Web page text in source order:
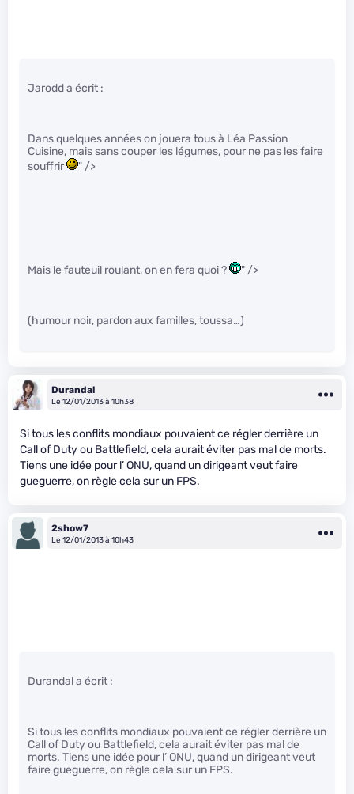
Jarodd a écrit :
Dans quelques années on jouera tous à Léa Passion
Cuisine, mais sans couper les légumes, pour ne pas les faire
souffrir
" />
Mais le fauteuil roulant, on en fera quoi ? " />
(humour noir, pardon aux familles, toussa…)
Durandal
Le 12/01/2013 à 10h38
Si tous les conflits mondiaux pouvaient ce régler derrière un
Call of Duty ou Battlefield, cela aurait éviter pas mal de morts.
Tiens une idée pour l’ ONU, quand un dirigeant veut faire
gueguerre, on règle cela sur un FPS.
2show7
Le 12/01/2013 à 10h43
Durandal a écrit :
Si tous les conflits mondiaux pouvaient ce régler derrière un
Call of Duty ou Battlefield, cela aurait éviter pas mal de
morts. Tiens une idée pour l’ ONU, quand un dirigeant veut
faire gueguerre, on règle cela sur un FPS.